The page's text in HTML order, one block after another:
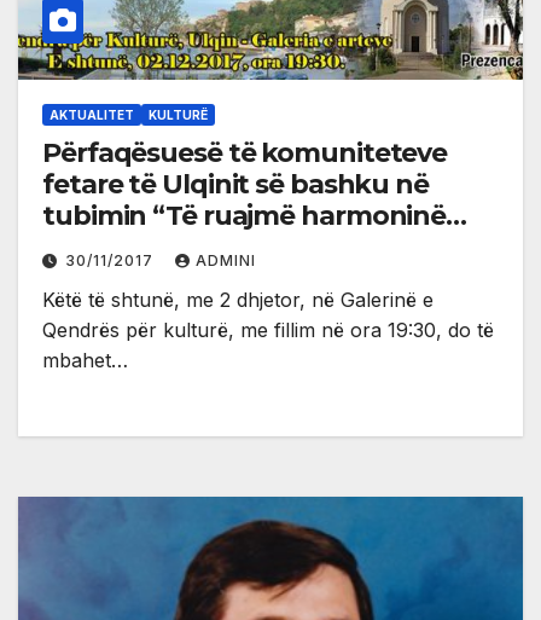
AKTUALITET KULTURË
Përfaqësuesë të komuniteteve
fetare të Ulqinit së bashku në
tubimin “Të ruajmë harmoninë
ndërfetare”
30/11/2017 ADMINI
Këtë të shtunë, me 2 dhjetor, në Galerinë e
Qendrës për kulturë, me fillim në ora 19:30, do të
mbahet…